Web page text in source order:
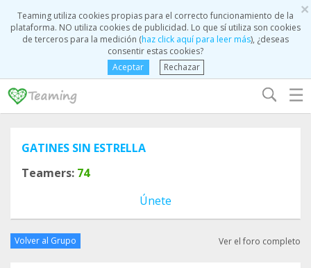
×
Teaming utiliza cookies propias para el correcto funcionamiento de la
plataforma. NO utiliza cookies de publicidad. Lo que sí utiliza son cookies
de terceros para la medición (haz click aquí para leer más), ¿deseas
consentir estas cookies?
Aceptar
Rechazar
☰
GATINES SIN ESTRELLA
Teamers: 74
Únete
Volver al Grupo Ver el foro completo